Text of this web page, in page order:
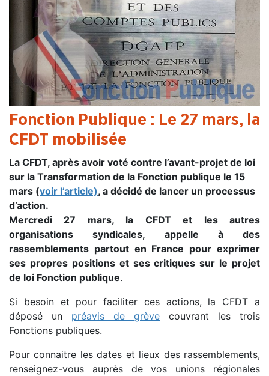
Fonction Publique : Le 27 mars, la
CFDT mobilisée
La CFDT, après avoir voté contre l’avant-projet de loi
sur la Transformation de la Fonction publique le 15
mars (voir l’article), a décidé de lancer un processus
d’action.
Mercredi 27 mars, la CFDT et les autres
organisations syndicales, appelle à des
rassemblements partout en France pour exprimer
ses propres positions et ses critiques sur le projet
de loi Fonction publique.
Si besoin et pour faciliter ces actions, la CFDT a
déposé un préavis de grève couvrant les trois
Fonctions publiques.
Pour connaitre les dates et lieux des rassemblements,
renseignez-vous auprès de vos unions régionales